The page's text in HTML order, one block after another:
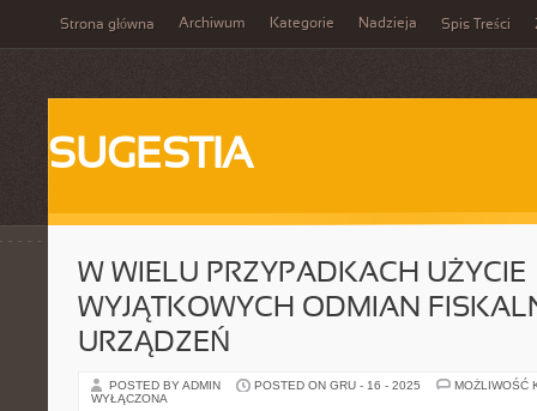
Strona główna Archiwum Kategorie Nadzieja Spis Treści
SUGESTIA
W WIELU PRZYPADKACH UŻYCIE
WYJĄTKOWYCH ODMIAN
URZĄDZEŃ
POSTED BY ADMIN POSTED ON GRU - 16 - 2025
MOŻLIWOŚĆ
WYŁĄCZONA